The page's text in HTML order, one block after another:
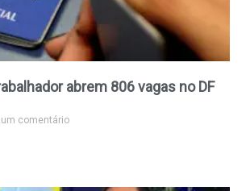
abrem 806 vagas no DF
comentário